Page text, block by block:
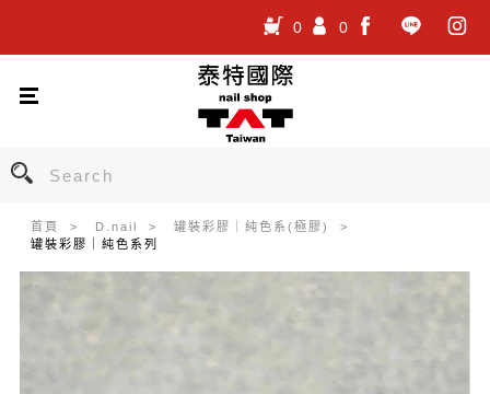
0
0
首頁 D.nail
罐裝彩膠｜純色系(極膠)
罐裝彩膠｜純色系列